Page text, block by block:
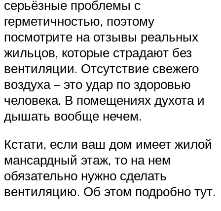
серьёзные проблемы с
герметичностью, поэтому
посмотрите на отзывы реальных
жильцов, которые страдают без
вентиляции. Отсутствие свежего
воздуха – это удар по здоровью
человека. В помещениях духота и
дышать вообще нечем.
Кстати, если ваш дом имеет жилой
мансардный этаж, то на нем
обязательно нужно сделать
вентиляцию. Об этом подробно тут.